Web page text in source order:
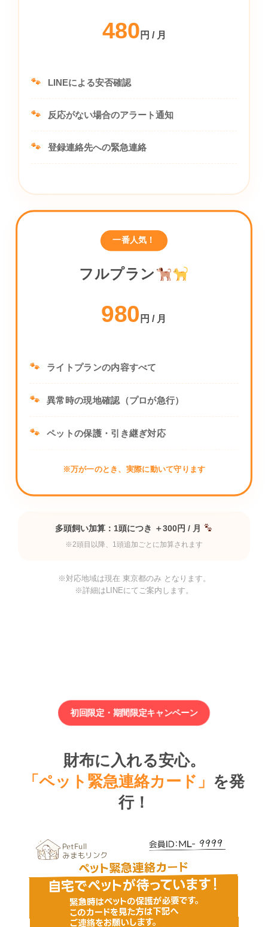
480 円 / 月
LINEによる安否確認
反応がない場合のアラート通知
登録連絡先への緊急連絡
一番人気！
フルプラン
980 円 / 月
ライトプランの内容すべて
異常時の現地確認（プロが急行）
ペットの保護・引き継ぎ対応
※万が一のとき、実際に動いて守ります
多頭飼い加算：1頭につき ＋300円 / 月
※2頭目以降、1頭追加ごとに加算されます
※対応地域は現在 東京都のみ となります。
※詳細はLINEにてご案内します。
初回限定・期間限定キャンペーン
財布に入れる安心。
「ペット緊急連絡カード」 を発
行！